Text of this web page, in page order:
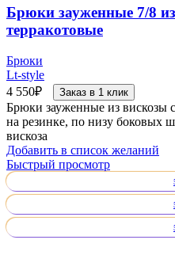
Брюки зауженные 7/8
терракотовые
Брюки
Lt-style
4 550₽ Заказ в 1 клик
Брюки зауженные из вискозы
на резинке, по низу
вискоза
Добавить в список желаний
Быстрый просмотр